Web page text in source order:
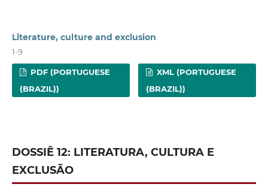
Literature, culture and exclusion
1-9
PDF (PORTUGUESE
(BRAZIL))
XML (PORTUGUESE
(BRAZIL))
DOSSIÊ 12: LITERATURA, CULTURA E
EXCLUSÃO